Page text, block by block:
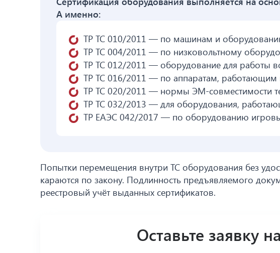
А именно:
ТР ТС 010/2011 — по машинам и
ТР ТС 004/2011 — по низковольтному
ТР ТС 012/2011 — оборудование для работы
ТР ТС 016/2011 — по аппаратам, работающим
ТР ТС 020/2011 — нормы ЭМ-совместимости
ТР ТС 032/2013 — для оборудования,
ТР ЕАЭС 042/2017 — по оборудованию
Попытки перемещения внутри ТС оборудования без
караются по закону. Подлинность предъявляемого
реестровый учёт выданных сертификатов.
Оставьте заявку